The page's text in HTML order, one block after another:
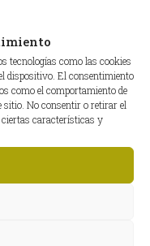
tecnologías como las cookies
dispositivo. El consentimiento
como el comportamiento de
sitio. No consentir o retirar el
ciertas características y